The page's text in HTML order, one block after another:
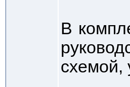
В
схемой,